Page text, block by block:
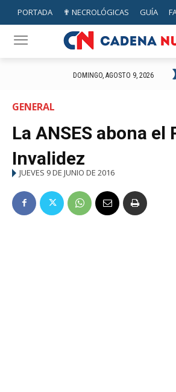
PORTADA ✟ NECROLÓGICAS GUÍA
DOMINGO, AGOSTO 9, 2026
GENERAL
La ANSES abona el
Invalidez
JUEVES 9 DE JUNIO DE 2016